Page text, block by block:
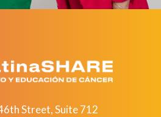
Street, Suite 712